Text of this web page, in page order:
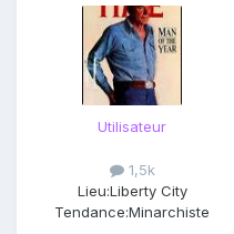
Utilisateur
1,5k
Lieu:Liberty City
Tendance:Minarchiste